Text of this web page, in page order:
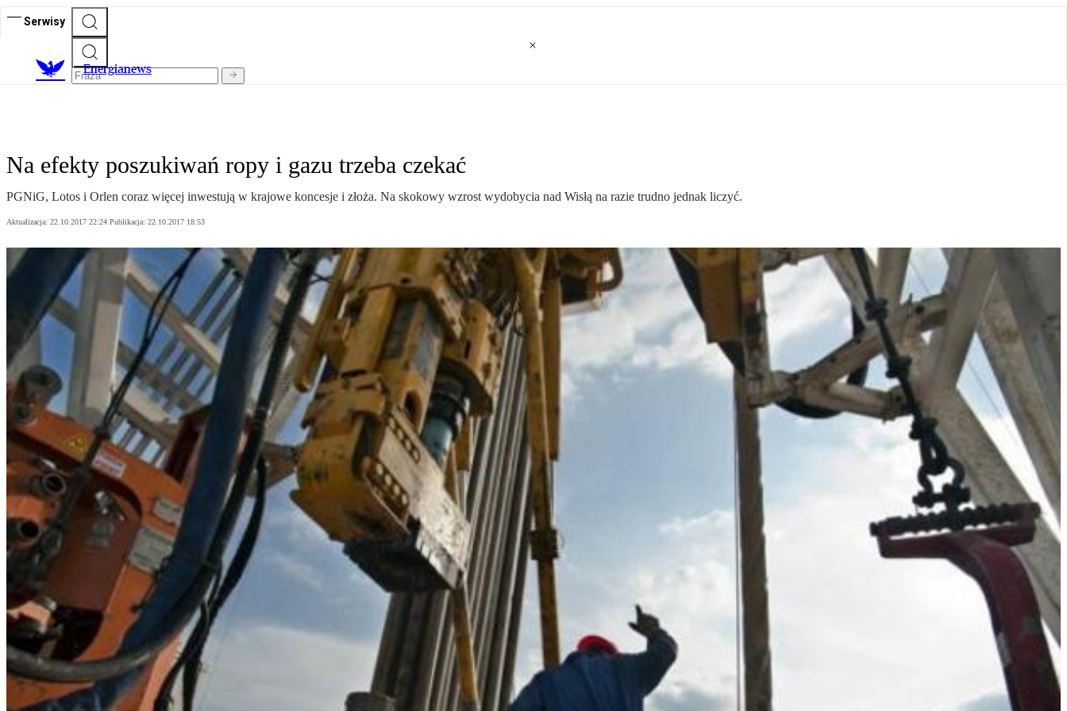
Serwisy
Energianews
Na efekty poszukiwań ropy i gazu trzeba czekać
PGNiG, Lotos i Orlen coraz więcej inwestują w krajowe koncesje i złoża. Na skokowy wzrost wydobycia nad Wisłą na razie trudno jednak liczyć.
Aktualizacja: 22.10.2017 22:24 Publikacja: 22.10.2017 18:53